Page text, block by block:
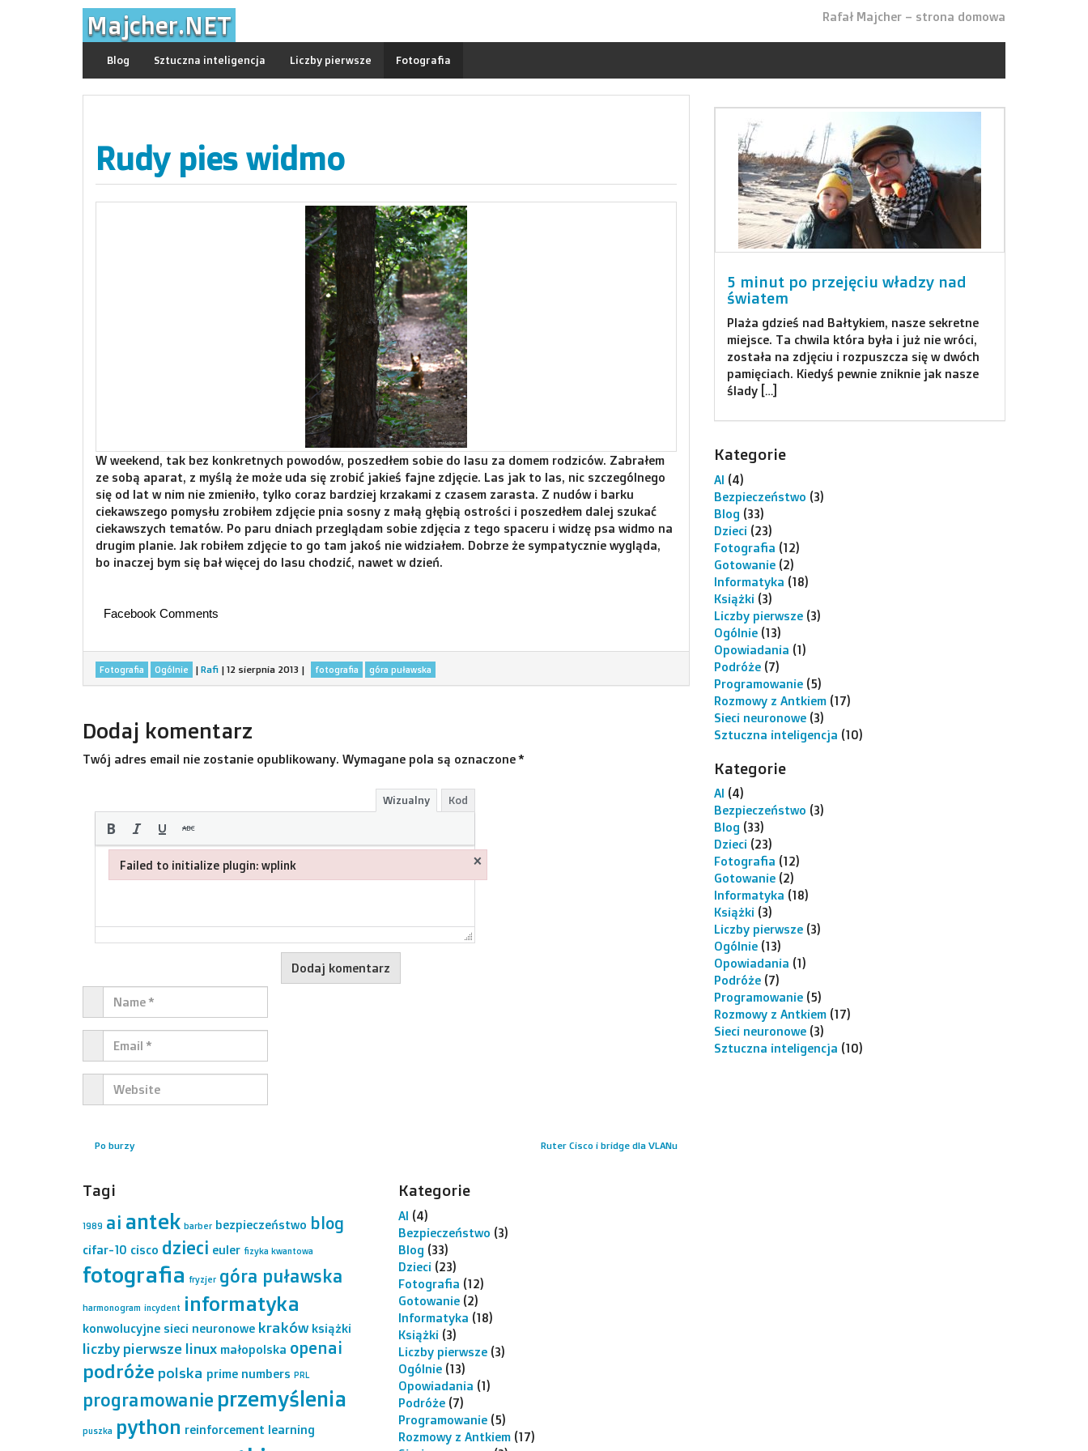
Majcher.NET Rafał Majcher – strona domowa
Blog Sztuczna inteligencja Liczby pierwsze Fotografia
Rudy pies widmo
W weekend, tak bez konkretnych powodów, poszedłem sobie do lasu za domem rodziców. Zabrałem
ze sobą aparat, z myślą że może uda się zrobić jakieś fajne zdjęcie. Las jak to las, nic szczególnego
się od lat w nim nie zmieniło, tylko coraz bardziej krzakami z czasem zarasta. Z nudów i barku
ciekawszego pomysłu zrobiłem zdjęcie pnia sosny z małą głębią ostrości i poszedłem dalej szukać
ciekawszych tematów. Po paru dniach przeglądam sobie zdjęcia z tego spaceru i widzę psa widmo na
drugim planie. Jak robiłem zdjęcie to go tam jakoś nie widziałem. Dobrze że sympatycznie wygląda,
bo inaczej bym się bał więcej do lasu chodzić, nawet w dzień.
Facebook Comments
Fotografia Ogólnie | Rafi | 12 sierpnia 2013 | fotografia góra puławska
Dodaj komentarz
Twój adres email nie zostanie opublikowany. Wymagane pola są oznaczone*
Wizualny Kod
Ruter Cisco i bridge dla VLANu
Po burzy
5 minut po przejęciu władzy nad
światem
Plaża gdzieś nad Bałtykiem, nasze sekretne
miejsce. Ta chwila która była i już nie wróci,
została na zdjęciu i rozpuszcza się w dwóch
pamięciach. Kiedyś pewnie zniknie jak nasze
ślady […]
Kategorie
AI (4)
Bezpieczeństwo (3)
Blog (33)
Dzieci (23)
Fotografia (12)
Gotowanie (2)
Informatyka (18)
Książki (3)
Liczby pierwsze (3)
Ogólnie (13)
Opowiadania (1)
Podróże (7)
Programowanie (5)
Rozmowy z Antkiem (17)
Sieci neuronowe (3)
Sztuczna inteligencja (10)
Kategorie
AI (4)
Bezpieczeństwo (3)
Blog (33)
Dzieci (23)
Fotografia (12)
Gotowanie (2)
Informatyka (18)
Książki (3)
Liczby pierwsze (3)
Ogólnie (13)
Opowiadania (1)
Podróże (7)
Programowanie (5)
Rozmowy z Antkiem (17)
Sieci neuronowe (3)
Sztuczna inteligencja (10)
Tagi
1989 ai antek barber bezpieczeństwo blog
cifar-10 cisco dzieci euler fizyka kwantowa
fotografia fryzjer góra puławska
harmonogram incydent informatyka
konwolucyjne sieci neuronowe kraków książki
liczby pierwsze linux małopolska openai
podróże polska prime numbers PRL
programowanie przemyślenia
puszka python reinforcement learning
Kategorie
AI (4)
Bezpieczeństwo (3)
Blog (33)
Dzieci (23)
Fotografia (12)
Gotowanie (2)
Informatyka (18)
Książki (3)
Liczby pierwsze (3)
Ogólnie (13)
Opowiadania (1)
Podróże (7)
Programowanie (5)
Rozmowy z Antkiem (17)
Failed to initialize plugin: wplink ×
Failed to initialize plugin: wplink